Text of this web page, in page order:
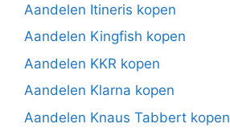
Aandelen Itineris kopen
Aandelen Kingfish kopen
Aandelen KKR kopen
Aandelen Klarna kopen
Aandelen Knaus Tabbert kopen